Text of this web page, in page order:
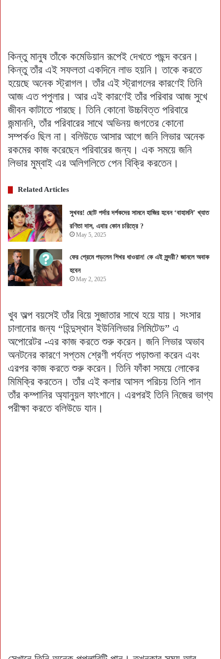
কিন্তু মানুষ তাঁকে কমেডিয়ান রূপেই দেখতে পছন্দ করেন।
কিন্তু তাঁর এই সফলতা একদিনে লাভ হয়নি। তাকে করতে
হয়েছে অনেক স্ট্রাগল। তাঁর এই স্ট্রাগলের কারণেই তিনি
আজ এত পপুলার। আর এই কারণেই তাঁর পরিবার আজ সুখে
জীবন কাটাতে পারছে। তিনি কোনো উচ্চবিত্ত পরিবারে
জন্মাননি, তাঁর পরিবারের সাথে অভিনয় জগতের কোনো
সম্পর্কও ছিল না। বলিউডে আসার আগে জনি লিভার অনেক
রকমের কাজ করেছেন পরিবারের জন্য। এক সময়ে জনি
লিভার মুম্বাই এর অলিগলিতে পেন বিক্রি করতেন।
Related Articles
সুখবর! ছোট পর্দার দর্শকদের সামনে হাজির হবেন ‘বাহামনি’ খ্যাত
রণিতা দাস, এবার কোন চরিত্রে ?
May 5, 2025
ফের প্রেমে পড়লেন শিখর ধাওয়ান! কে এই সুন্দরী? জানলে অবাক
হবেন
May 2, 2025
খুব অল্প বয়সেই তাঁর বিয়ে সুজাতার সাথে হয়ে যায়। সংসার
চালানোর জন্য “হিন্দুস্থান ইউনিলিভার লিমিটেড” এ
অপোরেটর -এর কাজ করতে শুরু করেন। জনি লিভার অভাব
অনটনের কারণে সপ্তম শ্রেণী পর্যন্ত পড়াশুনা করেন এবং
এরপর কাজ করতে শুরু করেন। তিনি ফাঁকা সময়ে লোকের
মিমিক্রি করতেন। তাঁর এই কলার আসল পরিচয় তিনি পান
তাঁর কম্পানির অ্যানুয়ল ফাংশানে। এরপরই তিনি নিজের ভাগ্য
পরীক্ষা করতে বলিউডে যান।